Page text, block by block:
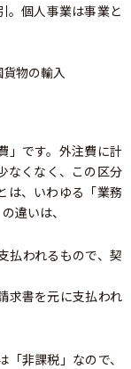
。個人事業は事業と
物の輸入
」です。外注費に計
なくなく、この区分
は、いわゆる「業務
違いは、
払われるもので、契
求書を元に支払われ
非課税」なので、